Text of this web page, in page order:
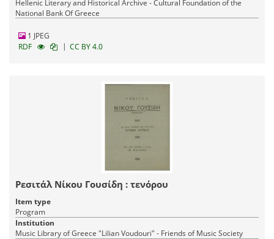
Hellenic Literary and Historical Archive - Cultural Foundation of the
National Bank Of Greece
1 JPEG
RDF
| CC BY 4.0
Ρεσιτάλ Νίκου Γουσίδη : τενόρου
Item type
Program
Institution
Music Library of Greece "Lilian Voudouri" - Friends of Music Society